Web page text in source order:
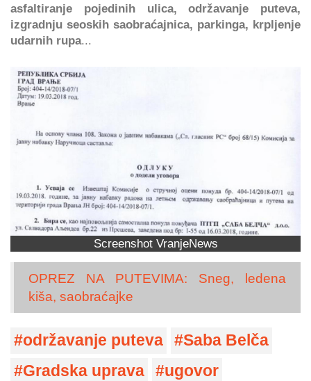
asfaltiranje pojedinih ulica, održavanje puteva,
izgradnju seoskih saobraćajnica, parkinga, krpljenje
udarnih rupa...
Screenshot VranjeNews
OPREZ NA PUTEVIMA: Sneg, ledena
kiša, saobraćajke
održavanje puteva
Saba Belča
Gradska uprava
ugovor